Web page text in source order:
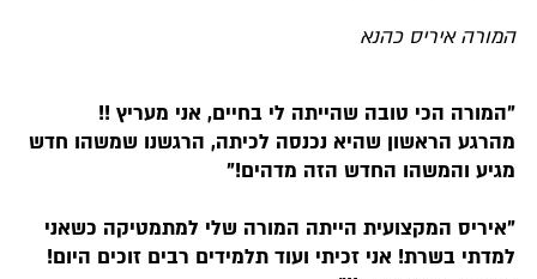
המורה איריס כהנא
"המורה הכי טובה שהייתה לי בחיים, אני מעריץ !!
מהרגע הראשון שהיא נכנסה לכיתה, הרגשנו שמשהו חדש
מגיע והמשהו החדש הזה מדהים!"
"איריס המקצועית הייתה המורה שלי למתמטיקה כשאני
למדתי בשרת! אני זכיתי ועוד תלמידים רבים זוכים היום!